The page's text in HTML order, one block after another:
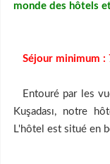
monde des hôtels
Séjour minimum :
Entouré par les
Kuşadası, notre
L'hôtel est situé en